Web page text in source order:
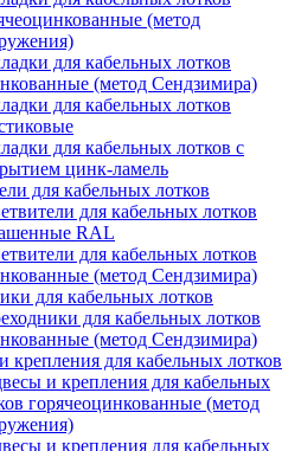
(метод
для кабельных лотков
(метод Сендзимира)
для кабельных лотков
для кабельных лотков с
цинк-ламель
для кабельных лотков
для кабельных лотков
RAL
для кабельных лотков
(метод Сендзимира)
для кабельных лотков
для кабельных лотков
(метод Сендзимира)
крепления для кабельных лотков
и крепления для кабельных
горячеоцинкованные (метод
и крепления для кабельных